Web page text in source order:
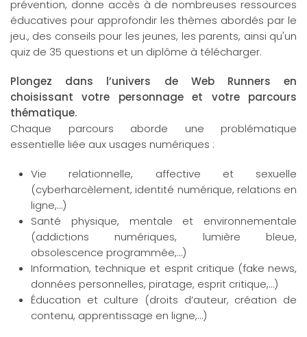
prévention, donne accès à de nombreuses ressources
éducatives pour approfondir les thèmes abordés par le
jeu., des conseils pour les jeunes, les parents, ainsi qu'un
quiz de 35 questions et un diplôme à télécharger.
Plongez dans l’univers de Web Runners en
choisissant votre personnage et votre parcours
thématique.
Chaque parcours aborde une problématique
essentielle liée aux usages numériques :
Vie relationnelle, affective et sexuelle
(cyberharcèlement, identité numérique, relations en
ligne,…)
Santé physique, mentale et environnementale
(addictions numériques, lumière bleue,
obsolescence programmée,…)
Information, technique et esprit critique (fake news,
données personnelles, piratage, esprit critique,…)
Éducation et culture (droits d’auteur, création de
contenu, apprentissage en ligne,…)